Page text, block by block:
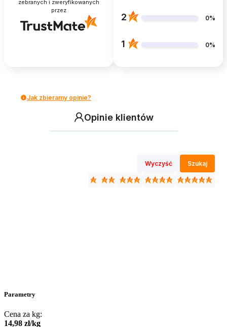
zebranych i zweryfikowanych
przez
2 0%
1 0%
Jak zbieramy opinie?
Opinie klientów
Wyczyść Szukaj
Parametry
Cena za kg:
14,98 zł/kg